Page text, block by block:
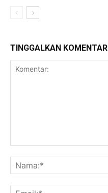
TINGGALKAN KOMENTAR